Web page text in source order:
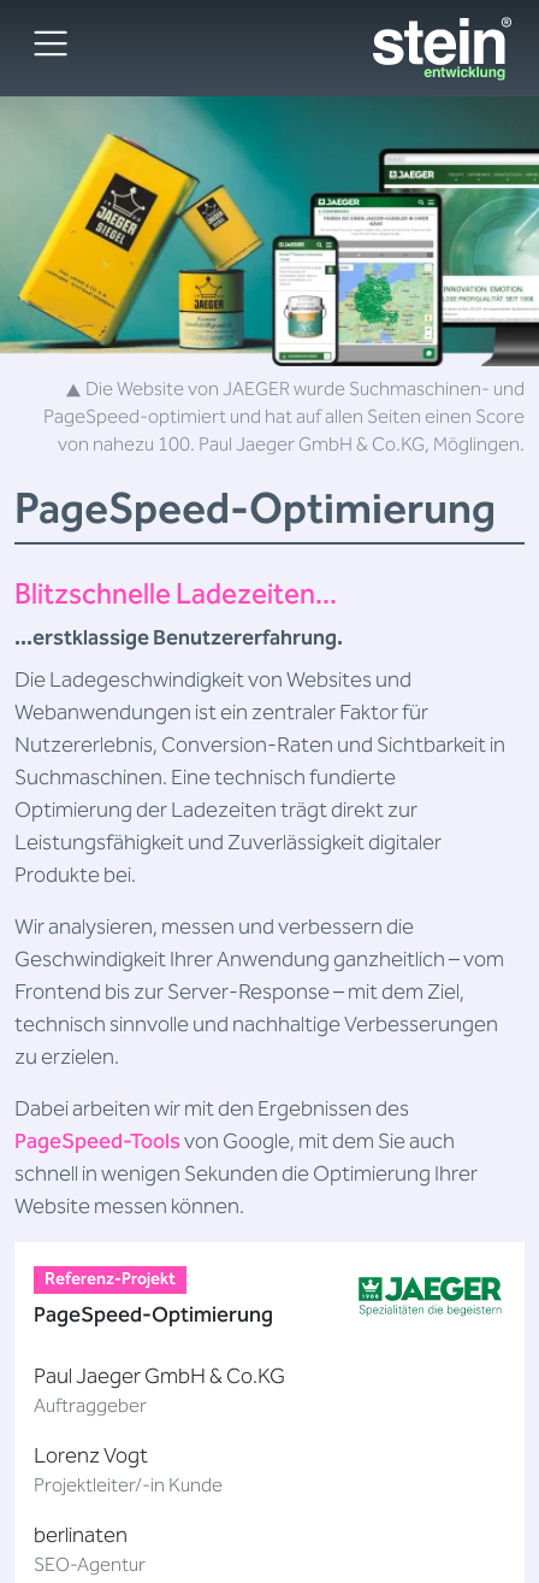
PageSpeed-Optimierung
Die Website von JAEGER wurde Suchmaschinen- und
PageSpeed-optimiert und hat auf allen Seiten einen Score
von nahezu 100. Paul Jaeger GmbH & Co.KG, Möglingen.
Blitzschnelle Ladezeiten...
...erstklassige Benutzererfahrung.
Die Ladegeschwindigkeit von Websites und
Webanwendungen ist ein zentraler Faktor für
Nutzererlebnis, Conversion-Raten und Sichtbarkeit in
Suchmaschinen. Eine technisch fundierte
Optimierung der Ladezeiten trägt direkt zur
Leistungsfähigkeit und Zuverlässigkeit digitaler
Produkte bei.
Wir analysieren, messen und verbessern die
Geschwindigkeit Ihrer Anwendung ganzheitlich – vom
Frontend bis zur Server-Response – mit dem Ziel,
technisch sinnvolle und nachhaltige Verbesserungen
zu erzielen.
Dabei arbeiten wir mit den Ergebnissen des
PageSpeed-Toolsvon Google, mit dem Sie auch
schnell in wenigen Sekunden die Optimierung Ihrer
Website messen können.
Referenz-Projekt
PageSpeed-Optimierung
Paul Jaeger GmbH & Co.KG
Auftraggeber
Lorenz Vogt
Projektleiter/-in Kunde
berlinaten
SEO-Agentur